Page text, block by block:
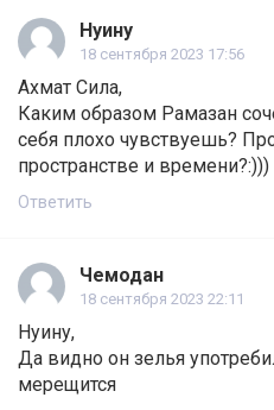
Нуину
18 сентября 2023 17:56
Ахмат Сила,
Каким образом Рамазан
себя плохо чувствуешь?
пространстве и времени?:)))
Ответить
Чемодан
18 сентября 2023 22:11
Нуину,
Да видно он зелья
мерещится